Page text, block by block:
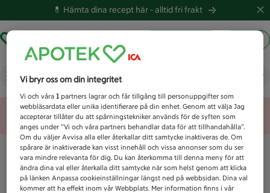
💊 Hämta dina recept här -alltid fri frakt
Vad letar du efter idag?
Unknown error
Vi bryr oss om din integritet
Vi och våra1 partners lagrar och får tillgång till personuppgifter som
webbläsardata eller unika identifierare på din enhet. Genom att välja Jag
accepterar tillåter du att spårningstekniker används för de syften som
anges under ”Vi och våra partners behandlar data för att tillhandahålla”.
Om du väljer Avvisa alla eller återkallar ditt samtycke inaktiveras de. Om
spårare är inaktiverade kan visst innehåll och vissa annonser som du ser
vara mindre relevanta för dig. Du kan återkomma till denna meny för att
ändra dina val eller återkalla ditt samtycke när som helst genom att klicka
på länken Anpassa cookieinställningar längst ned på webbsidan. Dina val
kommer att ha effekt inom vår Webbplats. Mer information finns i vår